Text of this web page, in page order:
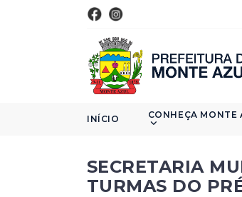
INÍCIO CONHEÇA MONTE
SECRETARIA
TURMAS DO